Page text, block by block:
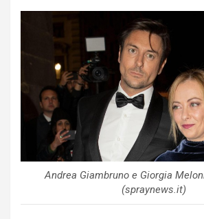
Andrea Giambruno e Giorgia
(spraynews.it)